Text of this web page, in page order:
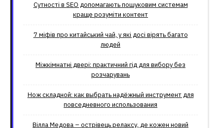
Сутності в SEO допомагають пошуковим системам
краще розуміти контент
7 міфів про китайський чай, у які досі вірять багато
людей
Міжкімнатні двері: практичний гід для вибору без
розчарувань
Нож складной: как выбрать надёжный инструмент для
повседневного использования
Вілла Медова – острівець релаксу, де кожен новий